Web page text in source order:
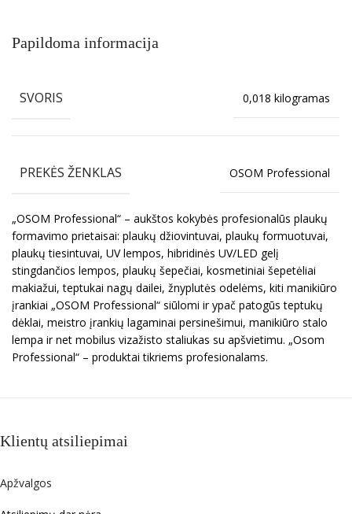
Papildoma informacija
SVORIS 0,018 kilogramas
PREKĖS ŽENKLAS OSOM Professional
„OSOM Professional“ – aukštos kokybės profesionalūs plaukų
formavimo prietaisai: plaukų džiovintuvai, plaukų formuotuvai,
plaukų tiesintuvai, UV lempos, hibridinės UV/LED gelį
stingdančios lempos, plaukų šepečiai, kosmetiniai šepetėliai
makiažui, teptukai nagų dailei, žnyplutės odelėms, kiti manikiūro
įrankiai „OSOM Professional“ siūlomi ir ypač patogūs teptukų
dėklai, meistro įrankių lagaminai persinešimui, manikiūro stalo
lempa ir net mobilus vizažisto staliukas su apšvietimu. „Osom
Professional“ – produktai tikriems profesionalams.
Klientų atsiliepimai
Apžvalgos